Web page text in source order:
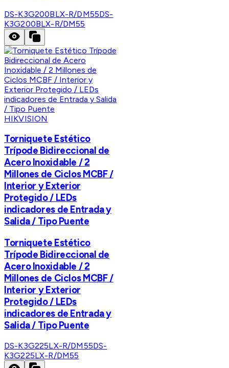
DS-K3G200BLX-R/DM55DS-
K3G200BLX-R/DM55
HIKVISION
Torniquete Estético
Trípode Bidireccional de
Acero Inoxidable / 2
Millones de Ciclos MCBF /
Interior y Exterior
Protegido / LEDs
indicadores de Entrada y
Salida / Tipo Puente
Torniquete Estético
Trípode Bidireccional de
Acero Inoxidable / 2
Millones de Ciclos MCBF /
Interior y Exterior
Protegido / LEDs
indicadores de Entrada y
Salida / Tipo Puente
DS-K3G225LX-R/DM55DS-
K3G225LX-R/DM55